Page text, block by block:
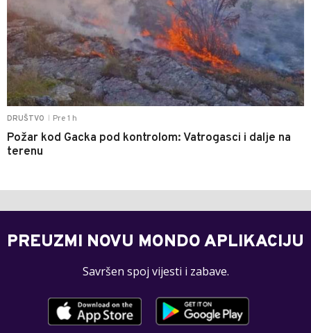
DRUŠTVO Pre 1 h
Požar kod Gacka pod kontrolom: Vatrogasci i dalje na
terenu
PREUZMI NOVU MONDO APLIKACIJU
Savršen spoj vijesti i zabave.